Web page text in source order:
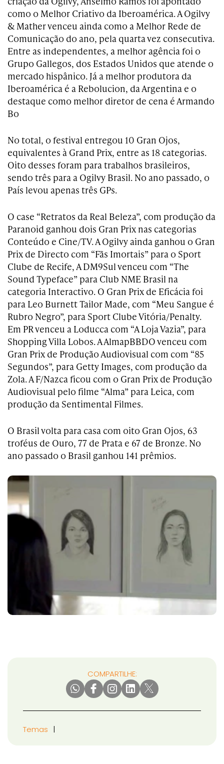
como o Melhor Criativo da Iberoamérica. A Ogilvy
& Mather venceu ainda como a Melhor Rede de
Comunicação do ano, pela quarta vez consecutiva.
Entre as independentes, a melhor agência foi o
Grupo Gallegos, dos Estados Unidos que atende o
mercado hispânico. Já a melhor produtora da
Iberoamérica é a Rebolucion, da Argentina e o
destaque como melhor diretor de cena é Armando
Bo
No total, o festival entregou 10 Gran Ojos,
equivalentes à Grand Prix, entre as 18 categorias.
Oito desses foram para trabalhos brasileiros,
sendo três para a Ogilvy Brasil. No ano passado, o
País levou apenas três GPs.
O case “Retratos da Real Beleza”, com produção da
Paranoid ganhou dois Gran Prix nas categorias
Conteúdo e Cine/TV. A Ogilvy ainda ganhou o Gran
Prix de Directo com “Fãs Imortais” para o Sport
Clube de Recife, A DM9Sul venceu com “The
Sound Typeface” para Club NME Brasil na
categoria Interactivo. O Gran Prix de Eficácia foi
para Leo Burnett Tailor Made, com “Meu Sangue é
Rubro Negro”, para Sport Clube Vitória/Penalty.
Em PR venceu a Loducca com “A Loja Vazia”, para
Shopping Villa Lobos. A AlmapBBDO venceu com
Gran Prix de Produção Audiovisual com com “85
Segundos”, para Getty Images, com produção da
Zola. A F/Nazca ficou com o Gran Prix de Produção
Audiovisual pelo filme “Alma” para Leica, com
produção da Sentimental Filmes.
O Brasil volta para casa com oito Gran Ojos, 63
troféus de Ouro, 77 de Prata e 67 de Bronze. No
ano passado o Brasil ganhou 141 prêmios.
COMPARTILHE:
Temas